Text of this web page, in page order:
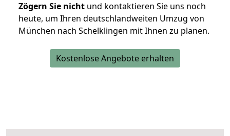
Zögern Sie nicht und kontaktieren Sie uns noch
heute, um Ihren deutschlandweiten Umzug von
München nach Schelklingen mit Ihnen zu planen.
Kostenlose Angebote erhalten